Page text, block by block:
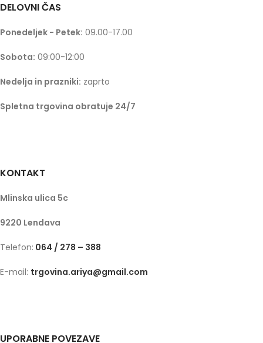
DELOVNI ČAS
Ponedeljek - Petek: 09.00-17.00
Sobota: 09:00-12:00
Nedelja in prazniki: zaprto
Spletna trgovina obratuje 24/7
KONTAKT
Mlinska ulica 5c
9220 Lendava
Telefon: 064 / 278 – 388
E-mail: trgovina.ariya@gmail.com
UPORABNE POVEZAVE